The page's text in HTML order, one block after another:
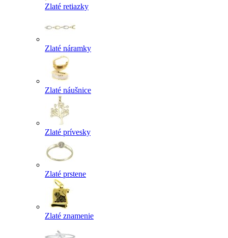
Zlaté retiazky
Zlaté náramky
Zlaté náušnice
Zlaté prívesky
Zlaté prstene
Zlaté znamenie